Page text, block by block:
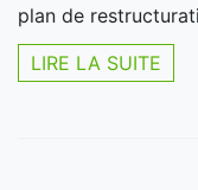
plan de
LIRE LA SUITE